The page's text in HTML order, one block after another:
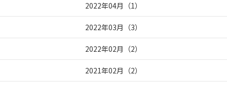
2022年04月 （1）
2022年03月 （3）
2022年02月 （2）
2021年02月 （2）